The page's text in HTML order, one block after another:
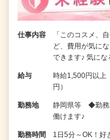
仕事内容
「このコスメ、
ど、費用が気に
できます♪ 気に
給与
時給1,500円以上
円）
勤務地
静岡県等 ◆勤務
働けます♪
勤務時間
1日5分～OK！好